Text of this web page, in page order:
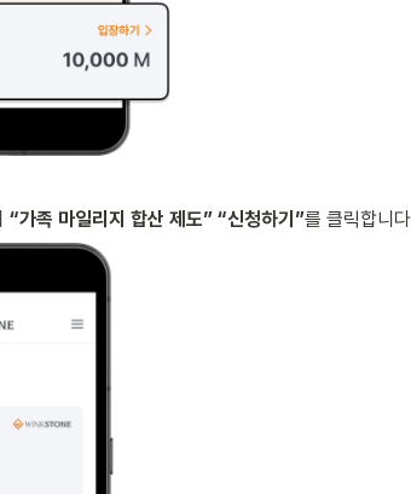
“가족 마일리지 합산 제도” “신청하기”를 클릭합니